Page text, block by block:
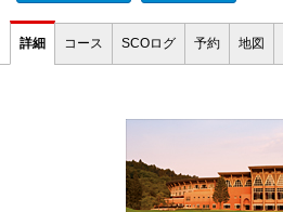
詳細 コース SCOログ 予約 地図